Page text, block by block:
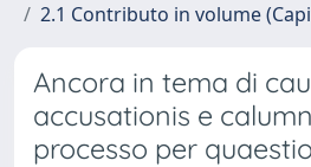
2.1 Contributo in volume
Ancora in tema di
accusationis e
processo per